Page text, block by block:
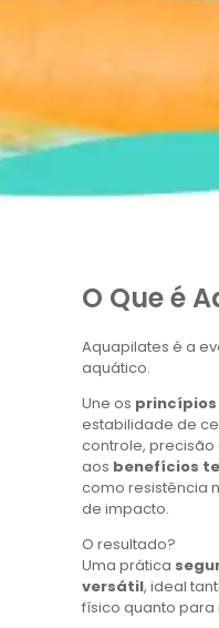
O Que é
Aquapilates é a
aquático.
Une os princípios
estabilidade de
controle,
aos benefícios
como resistência
de impacto.
O resultado?
Uma prática
versátil, ideal
físico quanto